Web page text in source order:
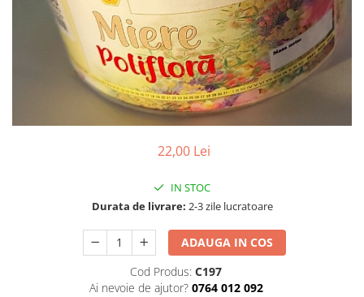
Vopsea/intretinere stupi
22,00 Lei
IN STOC
Durata de livrare: 2-3 zile lucratoare
ADAUGA IN COS
Cod Produs: C197
Ai nevoie de ajutor? 0764 012 092